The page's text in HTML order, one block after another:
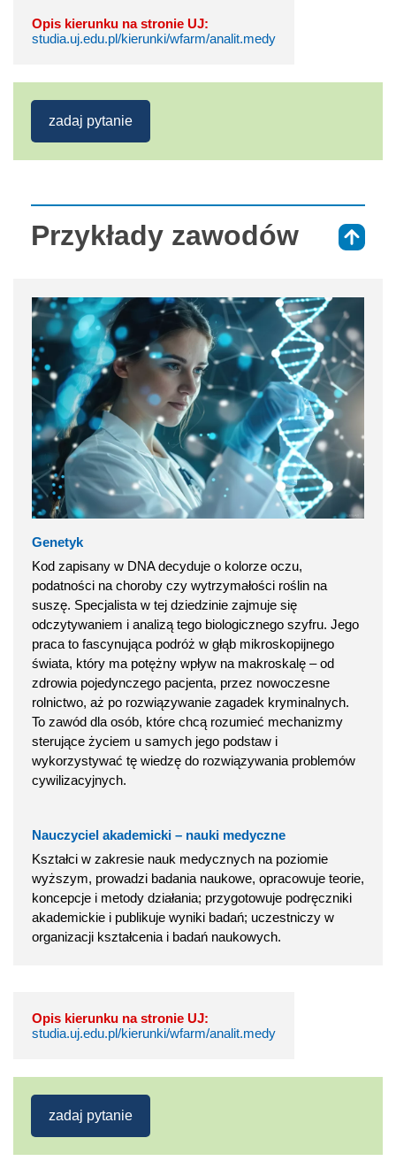
Opis kierunku na stronie UJ:
studia.uj.edu.pl/kierunki/wfarm/analit.medy
zadaj pytanie
Przykłady zawodów
Genetyk
Kod zapisany w DNA decyduje o kolorze oczu,
podatności na choroby czy wytrzymałości roślin na
suszę. Specjalista w tej dziedzinie zajmuje się
odczytywaniem i analizą tego biologicznego szyfru. Jego
praca to fascynująca podróż w głąb mikroskopijnego
świata, który ma potężny wpływ na makroskalę – od
zdrowia pojedynczego pacjenta, przez nowoczesne
rolnictwo, aż po rozwiązywanie zagadek kryminalnych.
To zawód dla osób, które chcą rozumieć mechanizmy
sterujące życiem u samych jego podstaw i
wykorzystywać tę wiedzę do rozwiązywania problemów
cywilizacyjnych.
Nauczyciel akademicki – nauki medyczne
Kształci w zakresie nauk medycznych na poziomie
wyższym, prowadzi badania naukowe, opracowuje teorie,
koncepcje i metody działania; przygotowuje podręczniki
akademickie i publikuje wyniki badań; uczestniczy w
organizacji kształcenia i badań naukowych.
Opis kierunku na stronie UJ:
studia.uj.edu.pl/kierunki/wfarm/analit.medy
zadaj pytanie